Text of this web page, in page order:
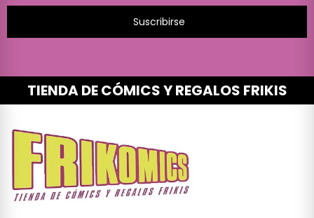
Suscribirse
TIENDA DE CÓMICS Y REGALOS FRIKIS